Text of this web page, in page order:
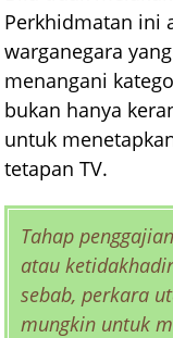
Perkhidmatan ini
warganegara
menangani
bukan hanya
untuk
tetapan TV.
Tahap
atau
sebab, perkara
mungkin untuk